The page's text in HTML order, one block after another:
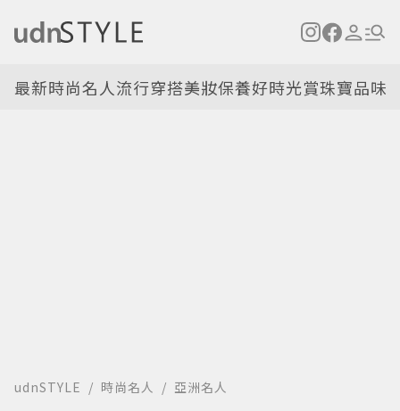
最新時尚名人流行穿搭美妝保養好時光賞珠寶品味
udnSTYLE 時尚名人 亞洲名人